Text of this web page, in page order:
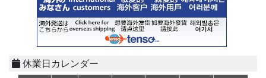
休業日カレンダー